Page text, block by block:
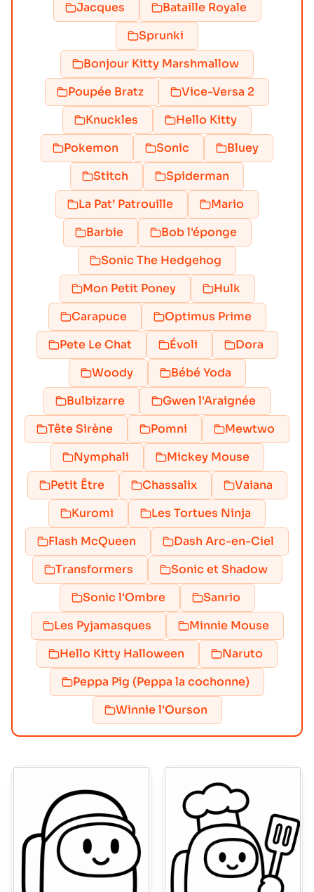
Jacques
Bataille Royale
Sprunki
Bonjour Kitty Marshmallow
Poupée Bratz
Vice-Versa 2
Knuckles
Hello Kitty
Pokemon
Sonic
Bluey
Stitch
Spiderman
La Pat’ Patrouille
Mario
Barbie
Bob l'éponge
Sonic The Hedgehog
Mon Petit Poney
Hulk
Carapuce
Optimus Prime
Pete Le Chat
Évoli
Dora
Woody
Bébé Yoda
Bulbizarre
Gwen l'Araignée
Tête Sirène
Pomni
Mewtwo
Nymphali
Mickey Mouse
Petit Être
Chassalix
Vaiana
Kuromi
Les Tortues Ninja
Flash McQueen
Dash Arc-en-Ciel
Transformers
Sonic et Shadow
Sonic l'Ombre
Sanrio
Les Pyjamasques
Minnie Mouse
Hello Kitty Halloween
Naruto
Peppa Pig (Peppa la cochonne)
Winnie l'Ourson